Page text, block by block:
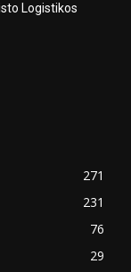
Logistikos
271
231
76
29